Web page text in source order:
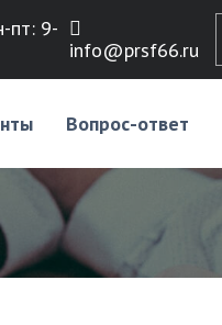
пт: 9-
info@prsf66.ru
Вопрос-ответ